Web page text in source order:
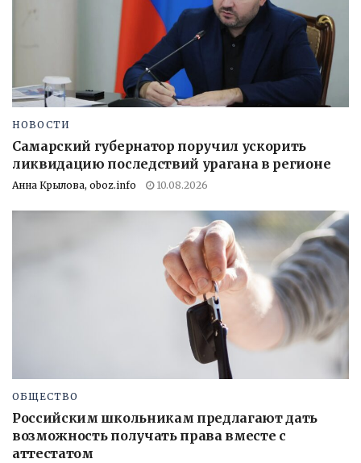
НОВОСТИ
Самарский губернатор поручил ускорить
ликвидацию последствий урагана в регионе
Анна Крылова, oboz.info 10.08.2026
ОБЩЕСТВО
Российским школьникам предлагают дать
возможность получать права вместе с
аттестатом